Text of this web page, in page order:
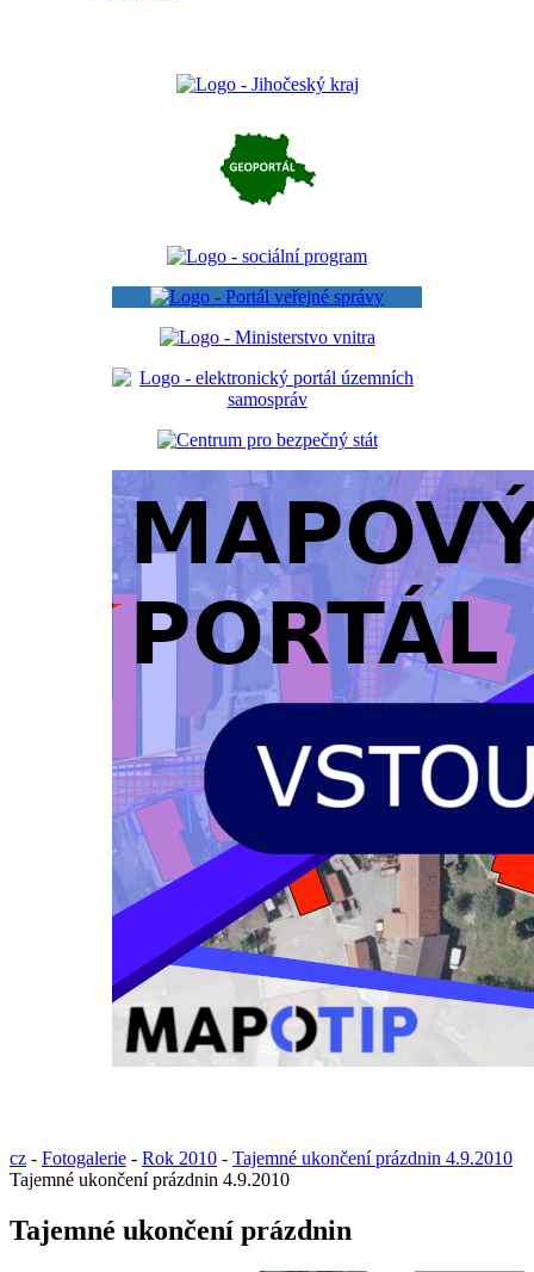
cz - Fotogalerie - Rok 2010 - Tajemné ukončení prázdnin 4.9.2010
Tajemné ukončení prázdnin 4.9.2010
Tajemné ukončení prázdnin